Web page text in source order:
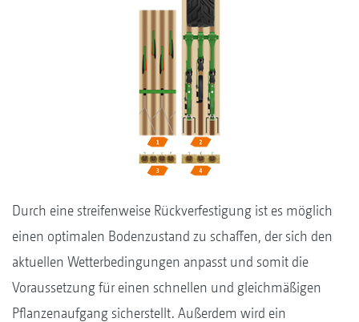
Durch eine streifenweise Rückverfestigung ist es möglich
einen optimalen Bodenzustand zu schaffen, der sich den
aktuellen Wetterbedingungen anpasst und somit die
Voraussetzung für einen schnellen und gleichmäßigen
Pflanzenaufgang sicherstellt. Außerdem wird ein